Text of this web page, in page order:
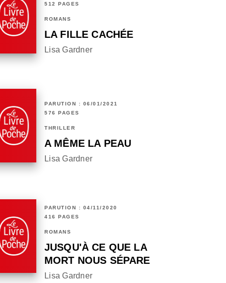
512 PAGES
ROMANS
LA FILLE CACHÉE
Lisa Gardner
PARUTION : 06/01/2021
576 PAGES
THRILLER
A MÊME LA PEAU
Lisa Gardner
PARUTION : 04/11/2020
416 PAGES
ROMANS
JUSQU'À CE QUE LA
MORT NOUS SÉPARE
Lisa Gardner